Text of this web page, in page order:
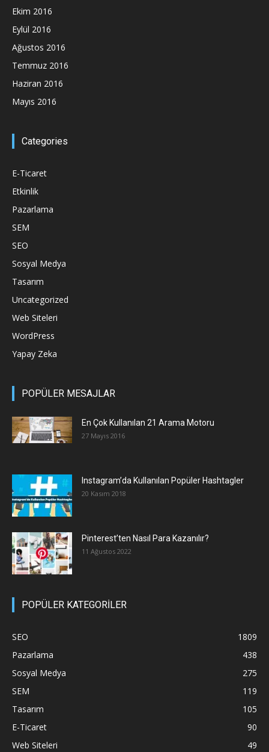
Ekim 2016
Eylül 2016
Ağustos 2016
Temmuz 2016
Haziran 2016
Mayıs 2016
Categories
E-Ticaret
Etkinlik
Pazarlama
SEM
SEO
Sosyal Medya
Tasarım
Uncategorized
Web Siteleri
WordPress
Yapay Zeka
POPÜLER MESAJLAR
En Çok Kullanılan 21 Arama Motoru
27 Mayıs 2016
Instagram’da Kullanılan Popüler Hashtagler
20 Kasım 2018
Pinterest’ten Nasıl Para Kazanılır?
11 Ağustos 2022
POPÜLER KATEGORİLER
SEO
1809
Pazarlama
438
Sosyal Medya
275
SEM
119
Tasarım
105
E-Ticaret
90
Web Siteleri
49